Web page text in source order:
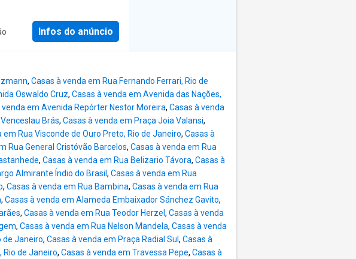
O dormitório proporciona
para descansar após
Infos do anúncio
, Casas à venda em Rua Fernando Ferrari, Rio de
Oswaldo Cruz, Casas à venda em Avenida das Nações,
venda em Avenida Repórter Nestor Moreira, Casas à venda
Brás, Casas à venda em Praça Joia Valansi,
em Rua Visconde de Ouro Preto, Rio de Janeiro, Casas à
Rua General Cristóvão Barcelos, Casas à venda em Rua
, Casas à venda em Rua Belizario Távora, Casas à
Almirante Índio do Brasil , Casas à venda em Rua
, Casas à venda em Rua Bambina, Casas à venda em Rua
, Casas à venda em Alameda Embaixador Sánchez Gavito,
, Casas à venda em Rua Teodor Herzel , Casas à venda
, Casas à venda em Rua Nelson Mandela, Casas à venda
de Janeiro, Casas à venda em Praça Radial Sul , Casas à
Rio de Janeiro, Casas à venda em Travessa Pepe, Casas à